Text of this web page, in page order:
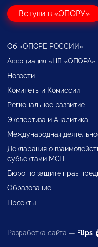
Вступи в «ОПОРУ»
Об «ОПОРЕ РОССИИ»
Ассоциация «НП «ОПОРА»
Новости
Комитеты и Комиссии
Региональное развитие
Экспертиза и Аналитика
Международная
Декларация о
субъектами МСП
Бюро по защите прав
Образование
Проекты
Разработка сайта — Flips